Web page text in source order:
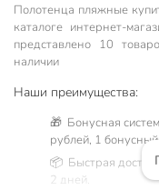
Полотенца пляжные
каталоге интернет-
представлено 10
наличии
Наши преимущества:
🎁 Бонусная
рублей, 1 бонусный
📦 Быстрая
2 дней.